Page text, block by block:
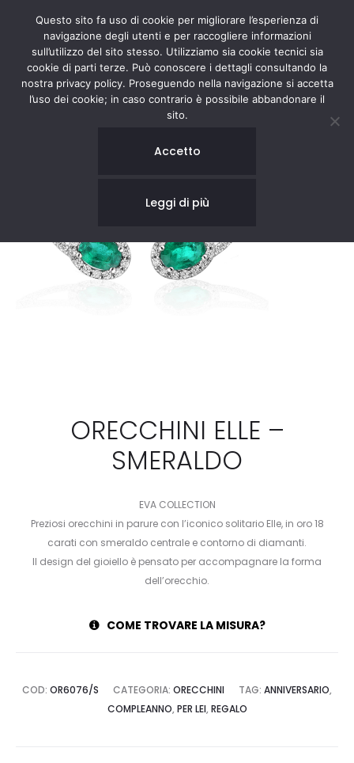
ORECCHINI ELLE –
SMERALDO
EVA COLLECTION
Preziosi orecchini in parure con l’iconico solitario Elle, in oro 18
carati con smeraldo centrale e contorno di diamanti.
Il design del gioiello è pensato per accompagnare la forma
dell’orecchio.
COME TROVARE LA MISURA?
COD: OR6076/S CATEGORIA: ORECCHINI TAG: ANNIVERSARIO,
COMPLEANNO, PER LEI, REGALO
Questo sito fa uso di cookie per migliorare l’esperienza di
navigazione degli utenti e per raccogliere informazioni
sull’utilizzo del sito stesso. Utilizziamo sia cookie tecnici sia
cookie di parti terze. Può conoscere i dettagli consultando la
nostra privacy policy. Proseguendo nella navigazione si accetta
l’uso dei cookie; in caso contrario è possibile abbandonare il
sito.
Accetto
Leggi di più